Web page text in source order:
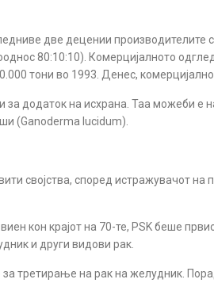
две децении производителите
80:10:10). Комерцијалното
тони во 1993. Денес,
додаток на исхрана. Таа можеби е
(Ganoderma lucidum)
својства, според истражувачот на
кон крајот на 70-те, PSK беше
и други видови рак.
третирање на рак на желудник.